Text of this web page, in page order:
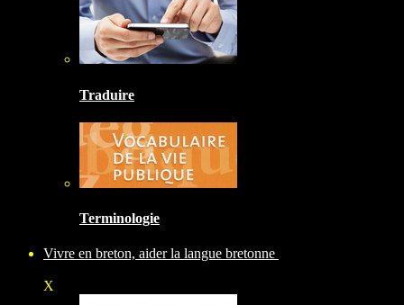
Traduire
Terminologie
Vivre en breton, aider la langue bretonne
X